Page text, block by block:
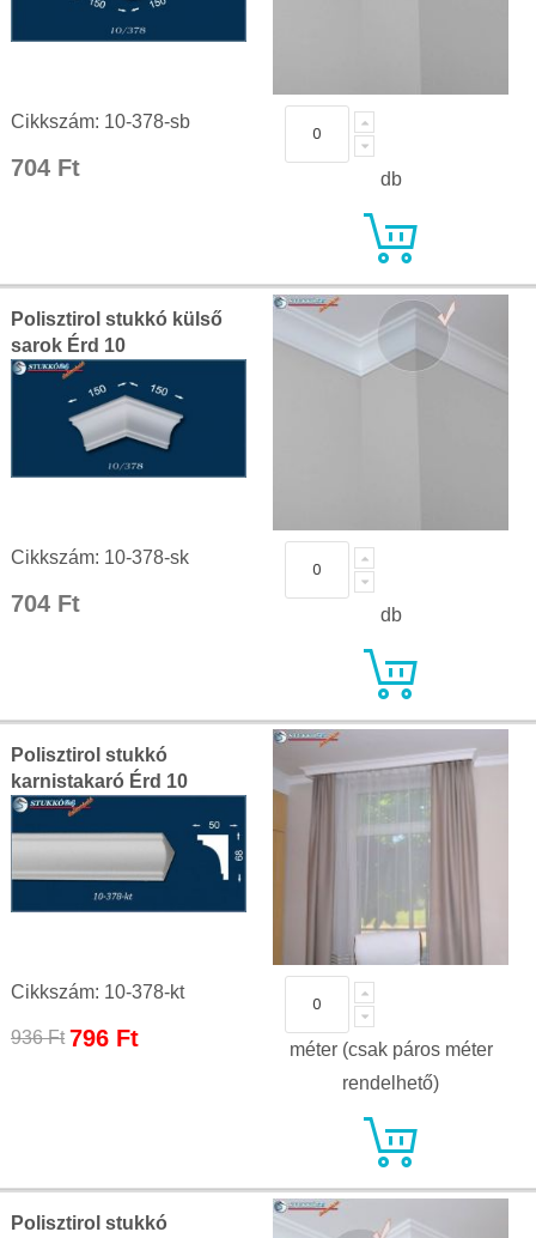
Cikkszám: 10-378-sb
704 Ft db
Polisztirol stukkó külső
sarok Érd 10
Cikkszám: 10-378-sk
704 Ft db
Polisztirol stukkó
karnistakaró Érd 10
Cikkszám: 10-378-kt
936 Ft Special
796 Ft
méter (csak páros méter
rendelhető)
Polisztirol stukkó